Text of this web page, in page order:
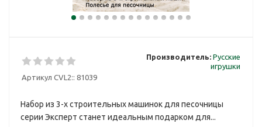
Артикул CVL2:: 81039
Производитель: Русские
игрушки
Набор из 3-х строительных машинок для песочницы
серии Эксперт станет идеальным подарком для...